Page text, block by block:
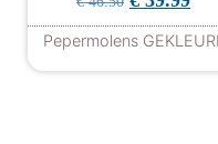
Pepermolens
Dit